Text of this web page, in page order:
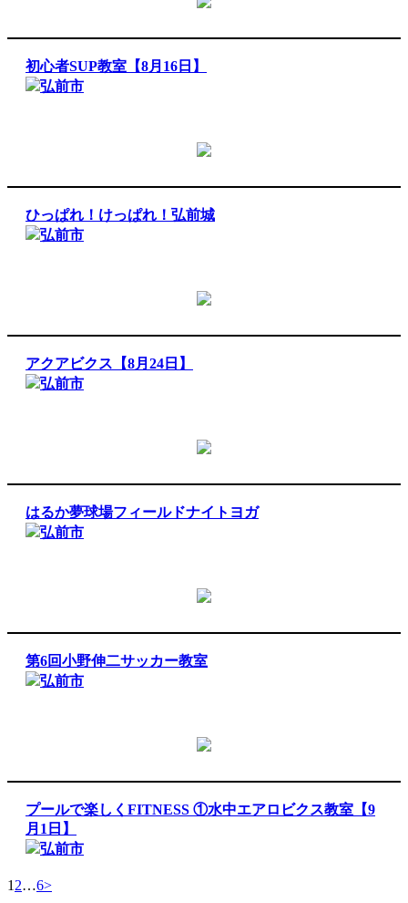
初心者SUP教室【8月16日】
弘前市
ひっぱれ！けっぱれ！弘前城
弘前市
アクアビクス【8月24日】
弘前市
はるか夢球場フィールドナイトヨガ
弘前市
第6回小野伸二サッカー教室
弘前市
プールで楽しくFITNESS ①水中エアロビクス教室【9
月1日】
弘前市
1 2…6>